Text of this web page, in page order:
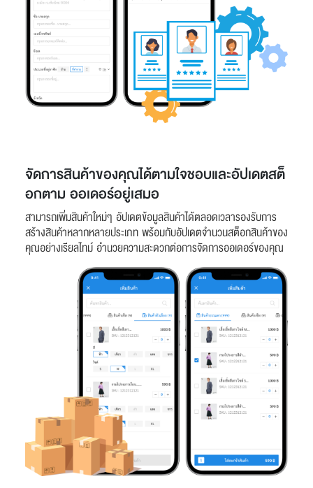
จัดการสินค้าของคุณได้ตามใจชอบและอัปเดตสต็
อกตาม ออเดอร์อยู่เสมอ
สามารถเพิ่มสินค้าใหม่ๆ อัปเดตข้อมูลสินค้าได้ตลอดเวลารองรับการ
สร้างสินค้าหลากหลายประเภท พร้อมกับอัปเดตจำนวนสต็อกสินค้าของ
คุณอย่างเรียลไทม์ อำนวยความสะดวกต่อการจัดการออเดอร์ของคุณ